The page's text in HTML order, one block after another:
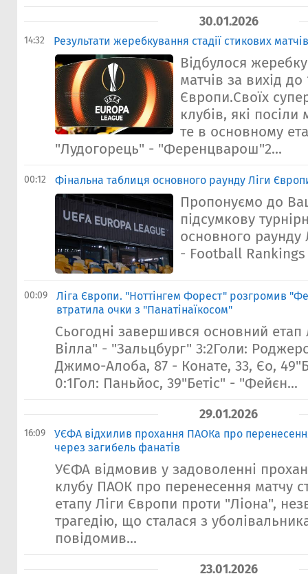
30.01.2026
14:32 Результати жеребкування стадії стикових
Відбулося
матчів за вихід
Європи.Своїх
клубів, які
те в основному
"Лудогорець" - "Ференцварош"2...
00:12 Фінальна таблиця основного раунду Ліги
Пропонуємо до
підсумкову
основного
- Football Rankings
00:09
Ліга Європи. "Ноттінгем Форест" розгромив
втратила очки з "Панатінаїкосом"
Сьогодні завершився основний етап
Вілла" - "Зальцбург" 3:2Голи:
Джимо-Алоба, 87 - Конате, 33, Єо,
0:1Гол: Паньйос, 39"Бетіс" - "Фейєн...
29.01.2026
16:09
УЄФА відхилив прохання ПАОКа про
через загибель фанатів
УЄФА відмовив у задоволенні
клубу ПАОК про перенесення матчу
етапу Ліги Європи проти "Ліона",
трагедію, що сталася з
повідомив...
23.01.2026